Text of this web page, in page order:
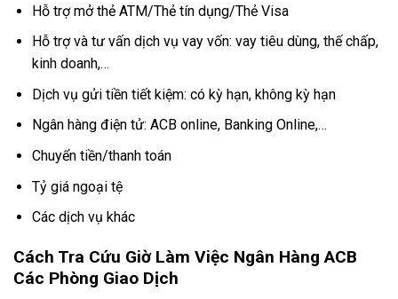
Hỗ trợ mở thẻ ATM/Thẻ tín dụng/Thẻ Visa
Hỗ trợ và tư vấn dịch vụ vay vốn: vay tiêu dùng, thế chấp,
kinh doanh,…
Dịch vụ gửi tiền tiết kiệm: có kỳ hạn, không kỳ hạn
Ngân hàng điện tử: ACB online, Banking Online,…
Chuyển tiền/thanh toán
Tỷ giá ngoại tệ
Các dịch vụ khác
Cách Tra Cứu Giờ Làm Việc Ngân Hàng ACB
Các Phòng Giao Dịch